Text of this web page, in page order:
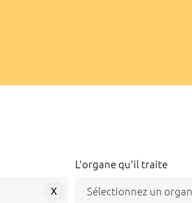
X
L'organe qu'il traite